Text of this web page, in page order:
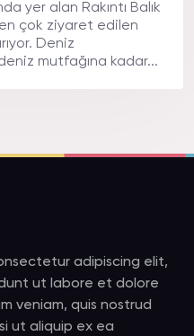
yer alan Rakıntı Balık
çok ziyaret edilen
Deniz
mutfağına kadar...
adipiscing elit,
ut labore et dolore
veniam, quis nostrud
ut aliquip ex ea